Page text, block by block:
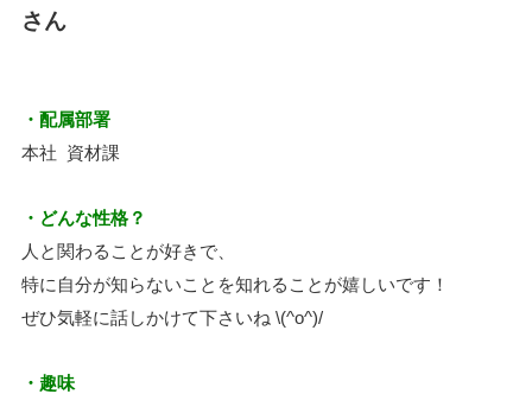
さん
・配属部署
本社 資材課
・どんな性格？
人と関わることが好きで、
特に自分が知らないことを知れることが嬉しいです！
ぜひ気軽に話しかけて下さいね \(^o^)/
・趣味